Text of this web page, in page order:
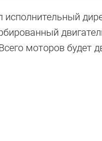
исполнительный
моторов будет